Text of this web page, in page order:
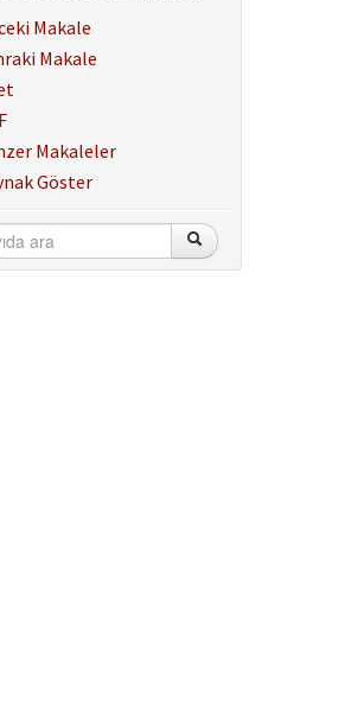
Makale
Makale
Makaleler
Göster